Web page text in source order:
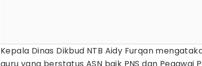
Kepala Dinas Dikbud NTB Aidy Furqan